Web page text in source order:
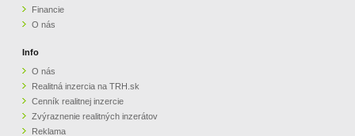
Financie
O nás
Info
O nás
Realitná inzercia na TRH.sk
Cenník realitnej inzercie
Zvýraznenie realitných inzerátov
Reklama